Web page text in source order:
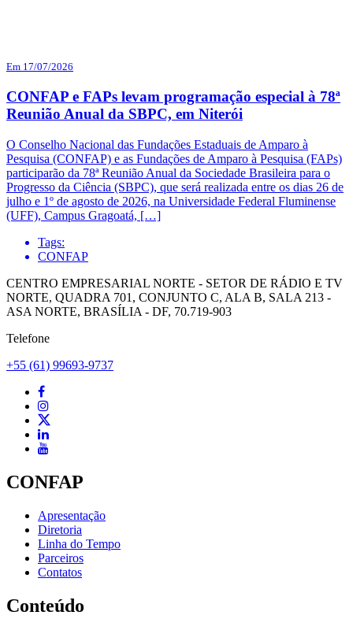
Em 17/07/2026
CONFAP e FAPs levam programação especial à 78ª
Reunião Anual da SBPC, em Niterói
O Conselho Nacional das Fundações Estaduais de Amparo à
Pesquisa (CONFAP) e as Fundações de Amparo à Pesquisa (FAPs)
participarão da 78ª Reunião Anual da Sociedade Brasileira para o
Progresso da Ciência (SBPC), que será realizada entre os dias 26 de
julho e 1º de agosto de 2026, na Universidade Federal Fluminense
(UFF), Campus Gragoatá, […]
Tags:
CONFAP
CENTRO EMPRESARIAL NORTE - SETOR DE RÁDIO E TV
NORTE, QUADRA 701, CONJUNTO C, ALA B, SALA 213 -
ASA NORTE, BRASÍLIA - DF, 70.719-903
Telefone
+55 (61) 99693-9737
CONFAP
Apresentação
Diretoria
Linha do Tempo
Parceiros
Contatos
Conteúdo